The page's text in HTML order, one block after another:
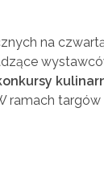
na
ramach